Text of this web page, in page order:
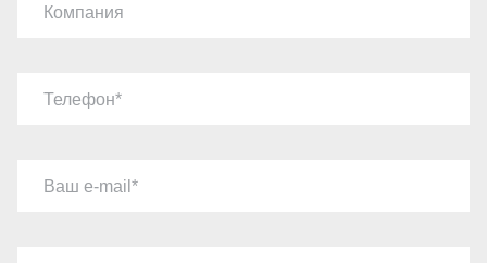
Компания
Телефон
Ваш e-mail